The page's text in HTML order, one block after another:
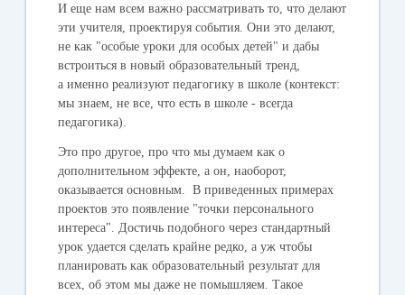
И еще нам всем важно рассматривать то, что делают
эти учителя, проектируя события. Они это делают,
не как "особые уроки для особых детей" и дабы
встроиться в новый образовательный тренд,
а именно реализуют педагогику в школе (контекст:
мы знаем, не все, что есть в школе - всегда
педагогика).
Это про другое, про что мы думаем как о
дополнительном эффекте, а он, наоборот,
оказывается основным. В приведенных примерах
проектов это появление "точки персонального
интереса". Достичь подобного через стандартный
урок удается сделать крайне редко, а уж чтобы
планировать как образовательный результат для
всех, об этом мы даже не помышляем. Такое